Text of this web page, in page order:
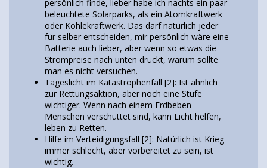
persönlich finde, lieber habe ich nachts ein paar
beleuchtete Solarparks, als ein Atomkraftwerk
oder Kohlekraftwerk. Das darf natürlich jeder
für selber entscheiden, mir persönlich wäre eine
Batterie auch lieber, aber wenn so etwas die
Strompreise nach unten drückt, warum sollte
man es nicht versuchen.
Tageslicht im Katastrophenfall [2]: Ist ähnlich
zur Rettungsaktion, aber noch eine Stufe
wichtiger. Wenn nach einem Erdbeben
Menschen verschüttet sind, kann Licht helfen,
leben zu Retten.
Hilfe im Verteidigungsfall [2]: Natürlich ist Krieg
immer schlecht, aber vorbereitet zu sein, ist
wichtig.